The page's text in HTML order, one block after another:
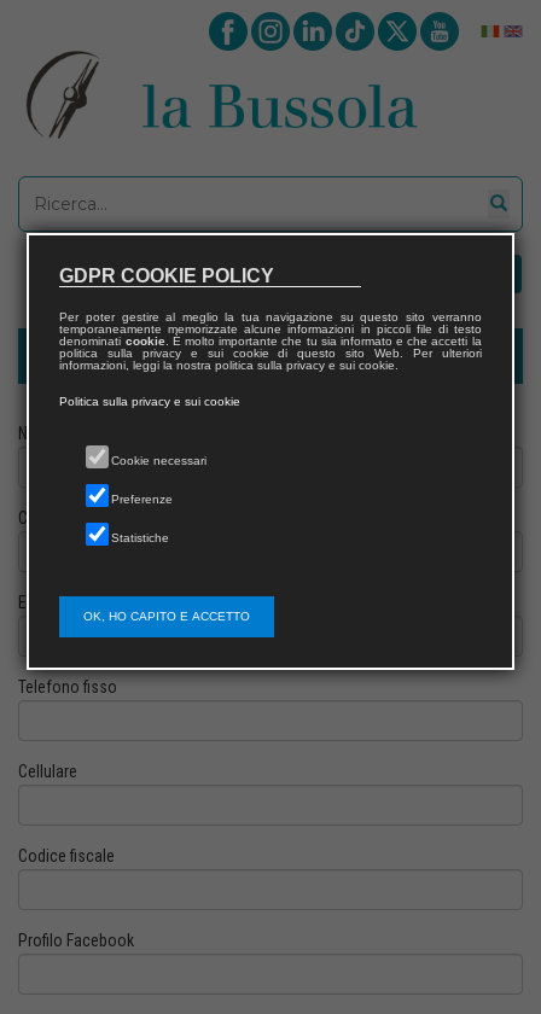
Modulo richiesta saggio giornalista
Nome
Cognome
E-mail
Telefono fisso
Cellulare
Codice fiscale
Profilo Facebook
GDPR COOKIE POLICY
Per poter gestire al meglio la tua navigazione su questo sito verranno
temporaneamente memorizzate alcune informazioni in piccoli file di testo
denominati cookie. È molto importante che tu sia informato e che accetti la
politica sulla privacy e sui cookie di questo sito Web. Per ulteriori
informazioni, leggi la nostra politica sulla privacy e sui cookie.
Politica sulla privacy e sui cookie
Cookie necessari
Preferenze
Statistiche
OK, HO CAPITO E ACCETTO